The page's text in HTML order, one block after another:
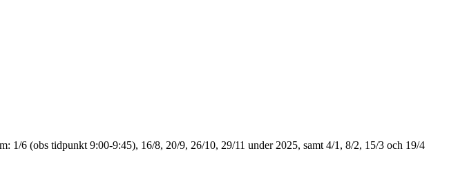
1/6 (obs tidpunkt 9:00-9:45), 16/8, 20/9, 26/10, 29/11 under 2025, samt 4/1, 8/2, 15/3 och 19/4